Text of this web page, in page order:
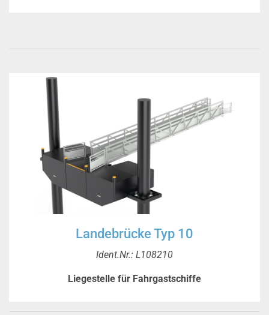
Landebrücke Typ 10
Ident.Nr.: L108210
Liegestelle für Fahrgastschiffe